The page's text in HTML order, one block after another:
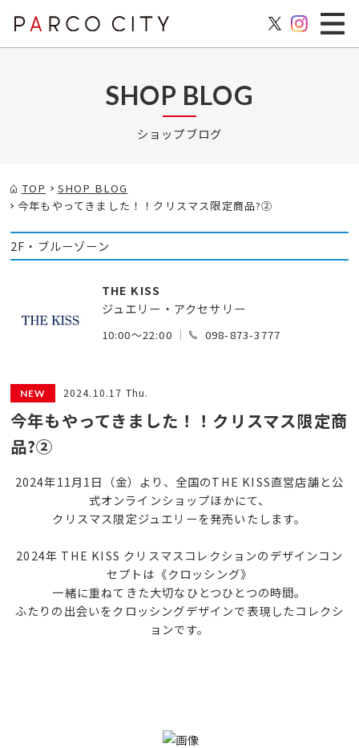
SHOP BLOG
ショップブログ
TOP
SHOP BLOG
今年もやってきました！！クリスマス限定商品?②
2F・ブルーゾーン
THE KISS
ジュエリー・アクセサリー
10:00～22:00 098-873-3777
2024.10.17 Thu.
今年もやってきました！！クリスマス限定商
品?②
2024年11月1日（金）より、全国のTHE KISS直営店舗と公
式オンラインショップほかにて、
クリスマス限定ジュエリーを発売いたします。
2024年 THE KISS クリスマスコレクションのデザインコン
セプトは《クロッシング》
一緒に重ねてきた大切なひとつひとつの時間。
ふたりの出会いをクロッシングデザインで表現したコレクシ
ョンです。